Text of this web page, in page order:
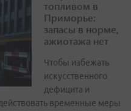
топливом в
Приморье:
запасы в норме,
ажиотажа нет
Чтобы избежать
искусственного
дефицита и
временные меры